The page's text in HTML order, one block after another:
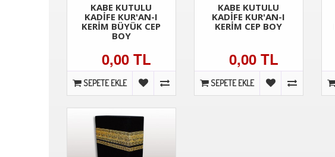
KABE KUTULU
KADİFE KUR'AN-I
KERİM BÜYÜK CEP
BOY
0,00 TL
SEPETE EKLE
KABE KUTULU
KADİFE KUR'AN-I
KERİM CEP BOY
0,00 TL
SEPETE EKLE